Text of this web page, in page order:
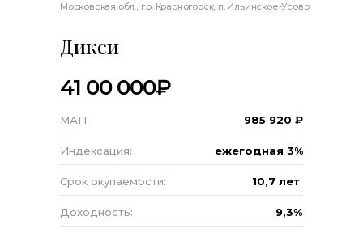
9,3%
Доходность:
10,7 лет
Срок окупаемости:
ежегодная 3%
Индексация:
Дикси
Московская обл., г.о. Красногорск, п. Ильинское-Усово
МАП: 985 920 ₽
41 00 000₽